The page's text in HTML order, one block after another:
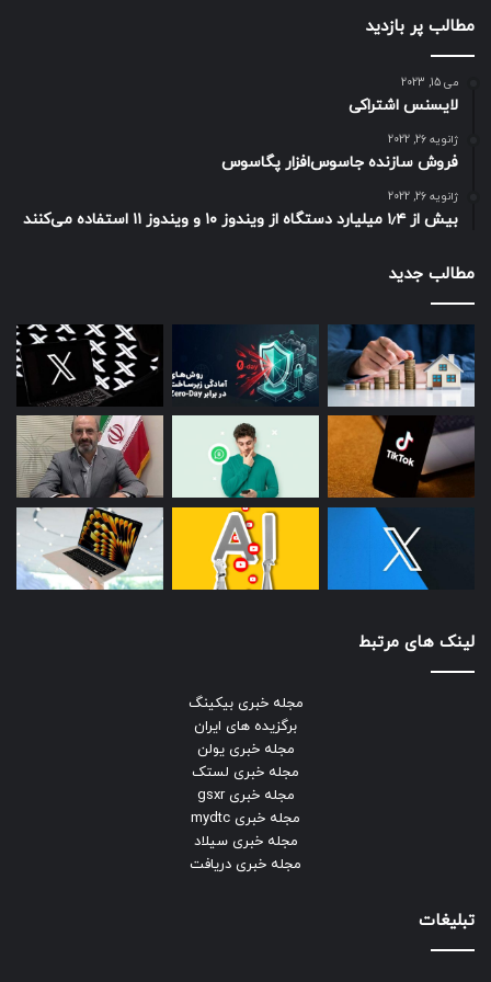
به بازار عرضه می‌گردد. شما می‌توانید برای کسب اطلاعات بیشتر در
مجله خبری نیوزلن
مطالب پر بازدید
می 15, 2023
لایسنس اشتراکی
ژانویه 26, 2022
فروش سازنده جاسوس‌افزار پگاسوس
ژانویه 26, 2022
بیش از ۱٫۴ میلیارد دستگاه از ویندوز ۱۰ و ویندوز ۱۱ استفاده می‌کنند
مطالب جدید
لینک های مرتبط
مجله خبری بیکینگ
برگزیده های ایران
مجله خبری یولن
مجله خبری لستک
مجله خبری gsxr
مجله خبری mydtc
مجله خبری سیلاد
مجله خبری دریافت
تبلیغات